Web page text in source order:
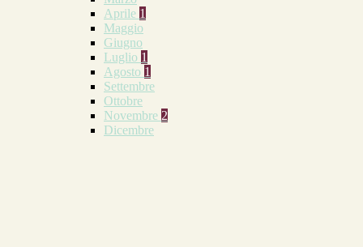
Aprile 1
Maggio
Giugno
Luglio 1
Agosto 1
Settembre
Ottobre
Novembre 2
Dicembre